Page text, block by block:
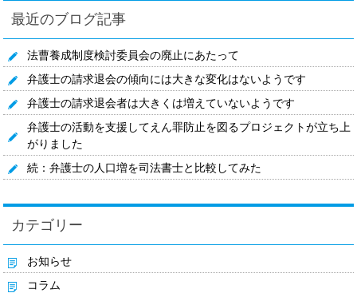
最近のブログ記事
法曹養成制度検討委員会の廃止にあたって
弁護士の請求退会の傾向には大きな変化はないようです
弁護士の請求退会者は大きくは増えていないようです
弁護士の活動を支援してえん罪防止を図るプロジェクトが立ち上
がりました
続：弁護士の人口増を司法書士と比較してみた
カテゴリー
お知らせ
コラム